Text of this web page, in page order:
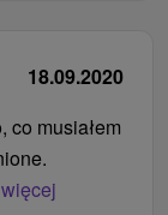
18.09.2020
co musiałem